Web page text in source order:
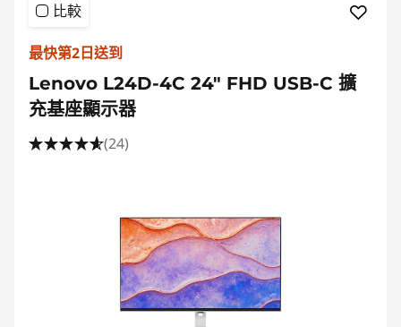
比較
最快第2日送到
Lenovo L24D-4C 24" FHD USB-C 擴
充基座顯示器
(24)